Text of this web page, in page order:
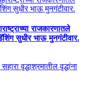
राजकारणातले
सुधीर भाऊ मुनगंटीवार.